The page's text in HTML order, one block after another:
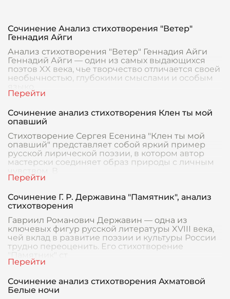
Сочинение Анализ стихотворения "Ветер"
Геннадия Айги
Анализ стихотворения "Ветер" Геннадия Айги
Геннадий Айги — один из самых выдающихся
поэтов XX века, чье творчество отличается своей
необычностью, глубокими смыслами и особым
Сочинение анализ стихотворения Клен ты мой
опавший
Стихотворение Сергея Есенина "Клен ты мой
опавший" представляет собой яркий пример
русской лирической поэзии, в котором автор
мастерски соединяет образ природы с личным
чувством. В
Сочинение Г. Р. Державина "Памятник", анализ
стихотворения
Гавриил Романович Державин — одна из
ключевых фигур русской литературы XVIII века,
чей вклад в развитие поэзии и культуры России
трудно переоценить. Его стихотворение
"Памятник" ст
Сочинение анализ стихотворения Ахматовой
Белые ночи